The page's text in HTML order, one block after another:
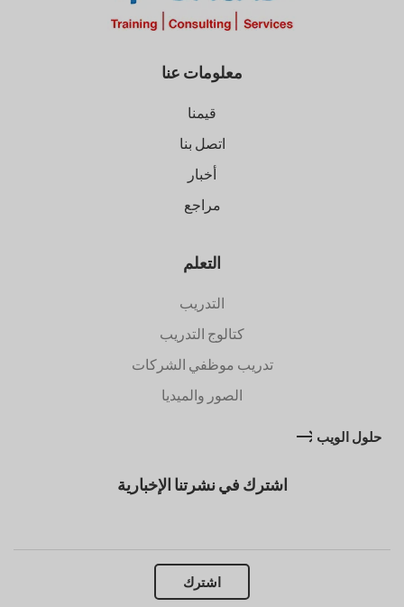
معلومات عنا
قيمنا
اتصل بنا
أخبار
مراجع
التعلم
التدريب
كتالوج التدريب
تدريب موظفي الشركات
الصور والميديا
حلول الويب
اشترك في نشرتنا الإخبارية
اشترك